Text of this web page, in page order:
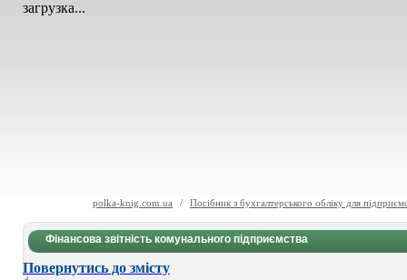
загрузка...
polka-knig.com.ua / Посібник з бухгалтерського обліку для
Фінансова звітність комунального підприємства
Повернутись до змісту